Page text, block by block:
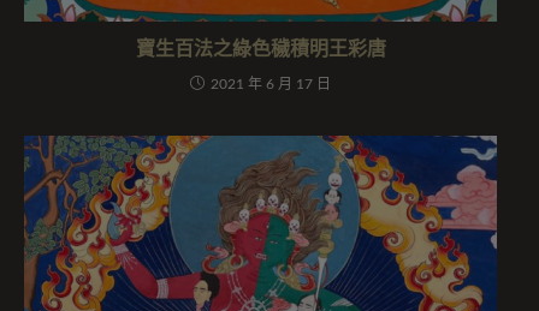
寶生百法之綠色穢積明王彩唐
2021 年 6 月 17 日